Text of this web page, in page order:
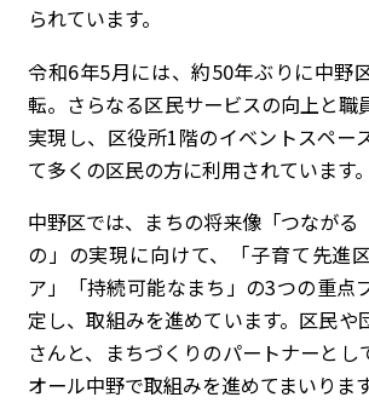
られています。
令和6年5月には、約50年ぶりに中野
転。さらなる区民サービスの向上と職
実現し、区役所1階のイベントスペー
て多くの区民の方に利用されています。
中野区では、まちの将来像「つなが
の」の実現に向けて、「子育て先進
ア」「持続可能なまち」の3つの重点
定し、取組みを進めています。区民や
さんと、まちづくりのパートナーとし
オール中野で取組みを進めてまいります